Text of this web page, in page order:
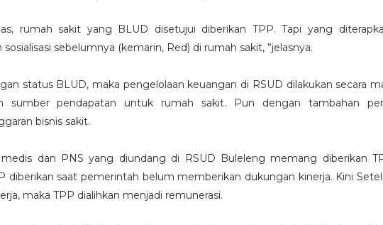
rumah sakit yang BLUD disetujui diberikan TPP. Tapi yang
sebelumnya (kemarin, Red) di rumah sakit, ”jelasnya.
status BLUD, maka pengelolaan keuangan di RSUD dilakukan secara
sumber pendapatan untuk rumah sakit. Pun dengan tambahan
bisnis sakit.
dan PNS yang diundang di RSUD Buleleng memang diberikan
diberikan saat pemerintah belum memberikan dukungan kinerja. Kini
maka TPP dialihkan menjadi remunerasi.